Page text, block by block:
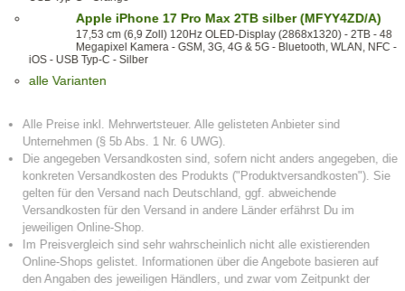
Apple iPhone 17 Pro Max 2TB silber (MFYY4ZD/A)
17,53 cm (6,9 Zoll) 120Hz OLED-Display (2868x1320) - 2TB - 48
Megapixel Kamera - GSM, 3G, 4G & 5G - Bluetooth, WLAN, NFC -
iOS - USB Typ-C - Silber
alle Varianten